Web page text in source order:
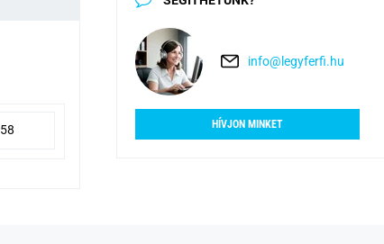
58
info@legyferfi.hu
HÍVJON MINKET